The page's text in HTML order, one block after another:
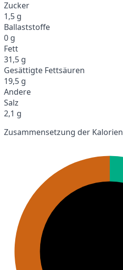
Zucker
1,5 g
Ballaststoffe
0 g
Fett
31,5 g
Gesättigte Fettsäuren
19,5 g
Andere
Salz
2,1 g
Zusammensetzung der Kalorien